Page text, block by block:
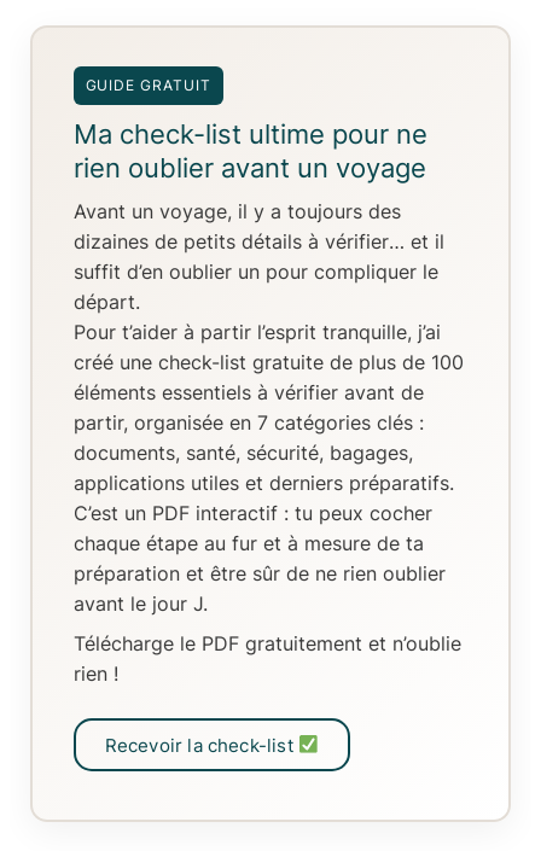
GUIDE GRATUIT
Ma check-list ultime pour ne
rien oublier avant un voyage
Avant un voyage, il y a toujours des
dizaines de petits détails à vérifier… et il
suffit d’en oublier un pour compliquer le
départ.
Pour t’aider à partir l’esprit tranquille, j’ai
créé une check-list gratuite de plus de 100
éléments essentielsà vérifier avant de
partir, organisée en 7 catégories clés:
documents, santé, sécurité, bagages,
applications utiles et derniers préparatifs.
C’est un PDF interactif: tu peux cocher
chaque étape au fur et à mesure de ta
préparationet être sûr de ne rien oublier
avant le jour J.
Télécharge le PDF gratuitement et n’oublie
rien !
Recevoir la check-list